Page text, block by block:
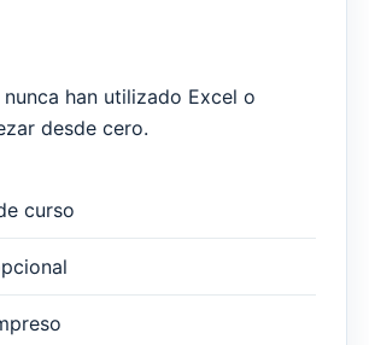
nunca han utilizado Excel o
desde cero.
curso